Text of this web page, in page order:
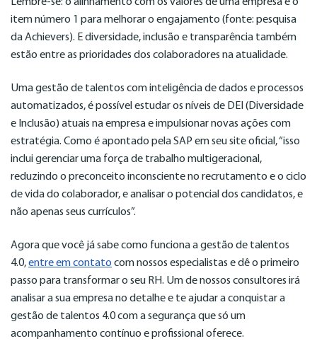
item número 1 para melhorar o engajamento (fonte: pesquisa
da Achievers). E diversidade, inclusão e transparência também
estão entre as prioridades dos colaboradores na atualidade.
Uma gestão de talentos com inteligência de dados e processos
automatizados, é possível estudar os níveis de DEI (Diversidade
e Inclusão) atuais na empresa e impulsionar novas ações com
estratégia. Como é apontado pela SAP em seu site oficial, “isso
inclui gerenciar uma força de trabalho multigeracional,
reduzindo o preconceito inconsciente no recrutamento e o ciclo
de vida do colaborador, e analisar o potencial dos candidatos, e
não apenas seus currículos”.
Agora que você já sabe como funciona a gestão de talentos
4.0,entre em contato com nossos especialistas e dê o primeiro
passo para transformar o seu RH. Um de nossos consultores irá
analisar a sua empresa no detalhe e te ajudar a conquistar a
gestão de talentos 4.0 com a segurança que só um
acompanhamento contínuo e profissional oferece.